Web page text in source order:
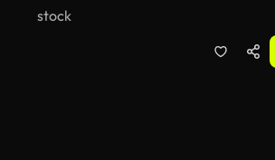
stock